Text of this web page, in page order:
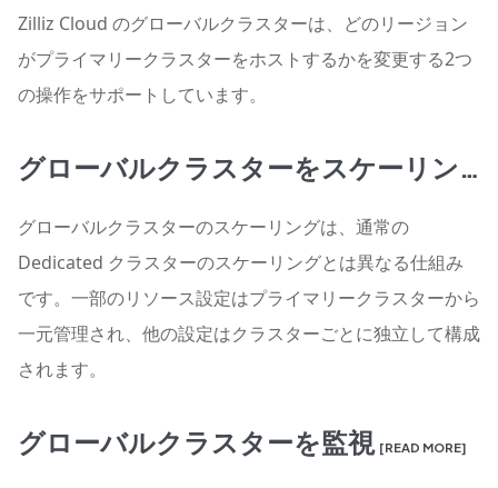
Zilliz Cloud のグローバルクラスターは、どのリージョン
がプライマリークラスターをホストするかを変更する2つ
の操作をサポートしています。
グローバルクラスターをスケーリング
グローバルクラスターのスケーリングは、通常の
Dedicated クラスターのスケーリングとは異なる仕組み
です。一部のリソース設定はプライマリークラスターから
一元管理され、他の設定はクラスターごとに独立して構成
されます。
グローバルクラスターを監視 [READ MORE]